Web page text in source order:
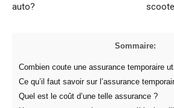
auto?
Sommaire:
Combien coute une assurance temporaire
Ce qu’il faut savoir sur l’assurance
Quel est le coût d’une telle assurance ?